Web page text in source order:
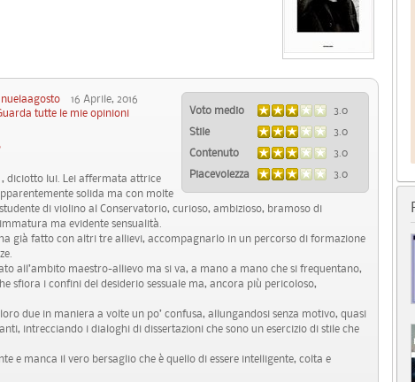
Voto medio
3.0
Stile
3.0
Contenuto
3.0
Piacevolezza
3.0
16 Aprile, 2016
tutte le mie opinioni
diciotto lui. Lei affermata attrice
solida ma con molte
di violino al Conservatorio, curioso, ambizioso, bramoso di
ma evidente sensualità.
già fatto con altri tre allievi, accompagnarlo in un percorso di formazione
all’ambito maestro-allievo ma si va, a mano a mano che si frequentano,
sfiora i confini del desiderio sessuale ma, ancora più pericoloso,
due in maniera a volte un po’ confusa, allungandosi senza motivo, quasi
intrecciando i dialoghi di dissertazioni che sono un esercizio di stile che
e manca il vero bersaglio che è quello di essere intelligente, colta e